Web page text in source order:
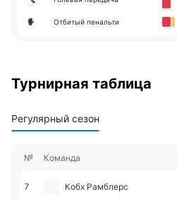
Отбитый пенальти
Турнирная таблица
Регулярный сезон
№ Команда
7 Кобх Рамблерс